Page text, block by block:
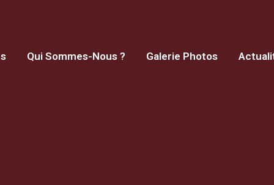
Qui Sommes-Nous ? Galerie Photos